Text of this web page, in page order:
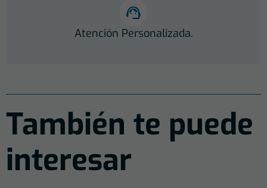
Atención Personalizada.
También te puede
interesar